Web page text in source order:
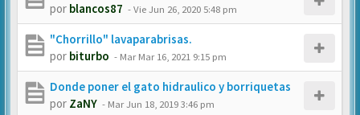
por blancos87 -Vie Jun 26, 2020 5:48 pm
"Chorrillo" lavaparabrisas.
por biturbo - Mar Mar 16, 2021 9:15 pm
Donde poner el gato hidraulico y borriquetas
por ZaNY - Mar Jun 18, 2019 3:46 pm